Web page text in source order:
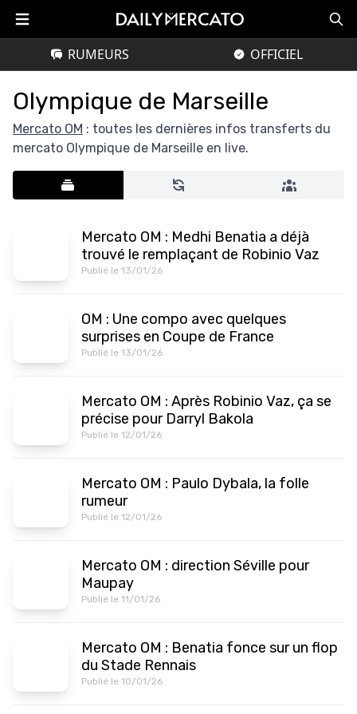
RUMEURS OFFICIEL
Olympique de Marseille
Mercato OM : toutes les dernières infos transferts du
mercato Olympique de Marseille en live.
Mercato OM : Medhi Benatia a déjà
trouvé le remplaçant de Robinio Vaz
Publié le 13/01/26
OM : Une compo avec quelques
surprises en Coupe de France
Publié le 13/01/26
Mercato OM : Après Robinio Vaz, ça se
précise pour Darryl Bakola
Publié le 12/01/26
Mercato OM : Paulo Dybala, la folle
rumeur
Publié le 12/01/26
Mercato OM : direction Séville pour
Maupay
Publié le 11/01/26
Mercato OM : Benatia fonce sur un flop
du Stade Rennais
Publié le 10/01/26